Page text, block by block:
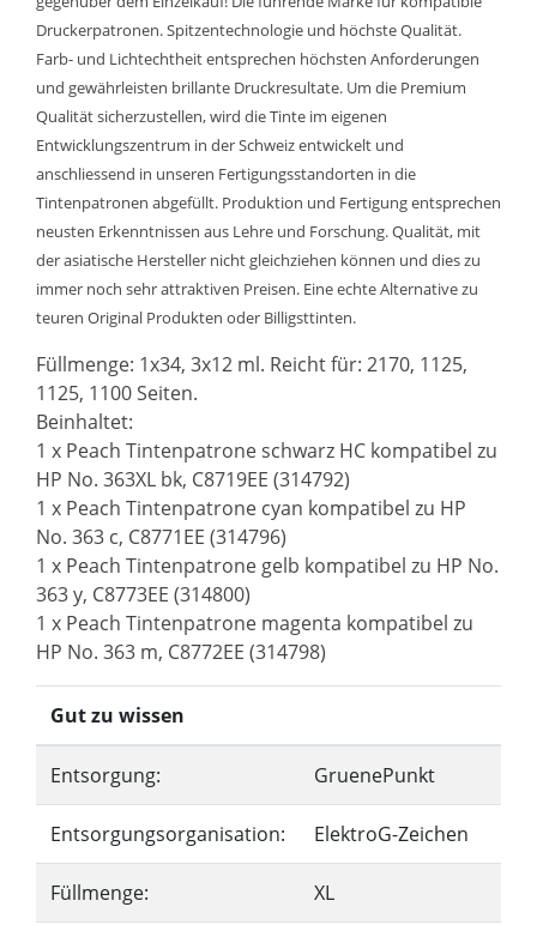
Druckerpatronen. Spitzentechnologie und höchste Qualität.
Farb- und Lichtechtheit entsprechen höchsten Anforderungen
und gewährleisten brillante Druckresultate. Um die Premium
Qualität sicherzustellen, wird die Tinte im eigenen
Entwicklungszentrum in der Schweiz entwickelt und
anschliessend in unseren Fertigungsstandorten in die
Tintenpatronen abgefüllt. Produktion und Fertigung entsprechen
neusten Erkenntnissen aus Lehre und Forschung. Qualität, mit
der asiatische Hersteller nicht gleichziehen können und dies zu
immer noch sehr attraktiven Preisen. Eine echte Alternative zu
teuren Original Produkten oder Billigsttinten.
Füllmenge: 1x34, 3x12 ml. Reicht für: 2170, 1125,
1125, 1100 Seiten.
Beinhaltet:
1 x Peach Tintenpatrone schwarz HC kompatibel zu
HP No. 363XL bk, C8719EE (314792)
1 x Peach Tintenpatrone cyan kompatibel zu HP
No. 363 c, C8771EE (314796)
1 x Peach Tintenpatrone gelb kompatibel zu HP No.
363 y, C8773EE (314800)
1 x Peach Tintenpatrone magenta kompatibel zu
HP No. 363 m, C8772EE (314798)
Gut zu wissen
Entsorgung: GruenePunkt
Entsorgungsorganisation: ElektroG-Zeichen
Füllmenge: XL